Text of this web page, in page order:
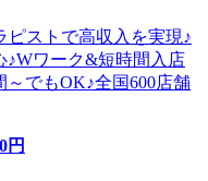
ピストで高収入を実現♪
♪Wワーク&短時間入店
でもOK♪全国600店舗
円